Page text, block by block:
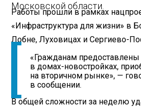
Московской области.
Работы прошли в рамках
«Инфраструктура для жизни» в
Лобне, Луховицах и Сергиево-
«Гражданам
в домах-новостройках,
на вторичном рынке», —
в сообщении.
В общей сложности за неделю